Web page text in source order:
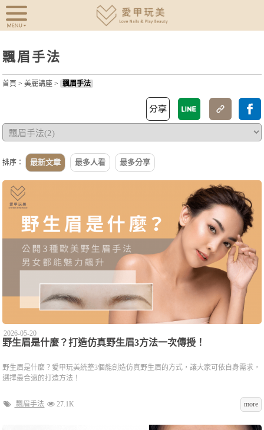
飄眉手法
首頁 >美麗講座 > 飄眉手法
排序： 最新文章 最多人看 最多分享
2026-05-20
野生眉是什麼？打造仿真野生眉3方法一次傳授！
野生眉是什麼？愛甲玩美統整3個能創造仿真野生眉的方式，讓大家可依自身需求，
選擇最合適的打造方法！
飄眉手法 27.1K more